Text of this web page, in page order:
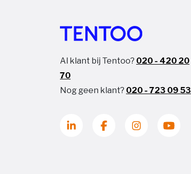
Al klant bij Tentoo? 020 - 420 20
70
Nog geen klant? 020 - 723 09 53